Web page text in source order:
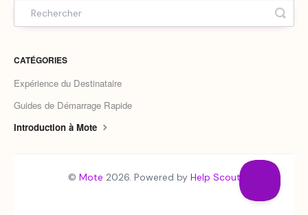
CATÉGORIES
Expérience du Destinataire
Guides de Démarrage Rapide
Introduction à Mote
© Mote 2026. Powered by Help Scout